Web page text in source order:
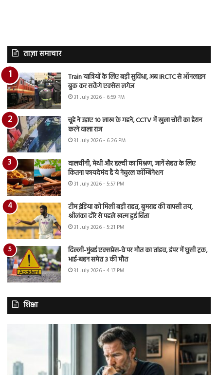
ताज़ा समाचार
Train यात्रियों के लिए बड़ी सुविधा, अब IRCTC से ऑनलाइन
बुक कर सकेंगे एक्सेस लगेज
31 July 2026 - 6:59 PM
चूहे ने उड़ाए 10 लाख के गहने, CCTV में खुला चोरी का हैरान
करने वाला राज
31 July 2026 - 6:26 PM
दालचीनी, मेथी और हल्दी का मिश्रण, जानें सेहत के लिए
कितना फायदेमंद है ये नेचुरल कॉम्बिनेशन
31 July 2026 - 5:57 PM
टीम इंडिया को मिली बड़ी राहत, बुमराह की वापसी तय,
श्रीलंका दौरे से पहले खत्म हुई चिंता
31 July 2026 - 5:21 PM
दिल्ली-मुंबई एक्सप्रेस-वे पर मौत का तांडव, डंपर में घुसी ट्रक,
भाई-बहन समेत 3 की मौत
31 July 2026 - 4:17 PM
शिक्षा